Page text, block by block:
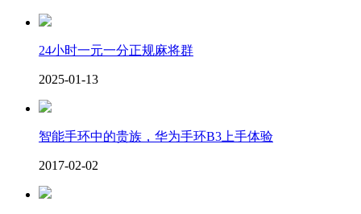
24小时一元一分正规麻将群
2025-01-13
智能手环中的贵族，华为手环B3上手体验
2017-02-02